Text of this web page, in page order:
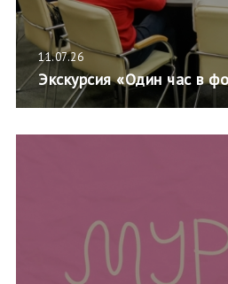
11.07.26
Экскурсия «Один час в